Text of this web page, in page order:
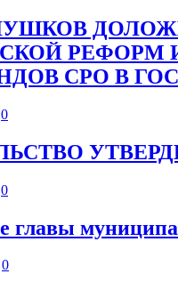
РЕФОРМ
СРО В
0
0
главы
0